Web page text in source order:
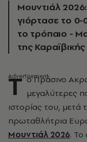
Μουντιάλ
γιόρτασε το 0-
το τρόπαιο -
της Καραϊβικής
Τ ο Πράσινο
μεγαλύτερες
ιστορίας του, μετά
πρωταθλήτρια
Μουντιάλ 2026. Το